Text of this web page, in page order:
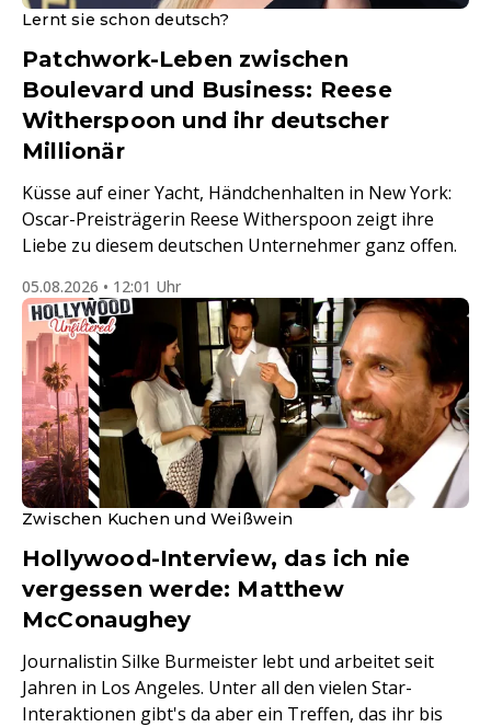
Lernt sie schon deutsch?
Patchwork-Leben zwischen
Boulevard und Business: Reese
Witherspoon und ihr deutscher
Millionär
Küsse auf einer Yacht, Händchenhalten in New York:
Oscar-Preisträgerin Reese Witherspoon zeigt ihre
Liebe zu diesem deutschen Unternehmer ganz offen.
05.08.2026 • 12:01 Uhr
Zwischen Kuchen und Weißwein
Hollywood-Interview, das ich nie
vergessen werde: Matthew
McConaughey
Journalistin Silke Burmeister lebt und arbeitet seit
Jahren in Los Angeles. Unter all den vielen Star-
Interaktionen gibt's da aber ein Treffen, das ihr bis